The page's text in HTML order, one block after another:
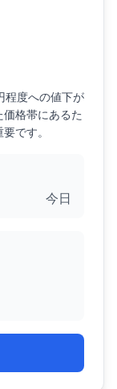
程度への値下が
格帯にあるた
です。
今日